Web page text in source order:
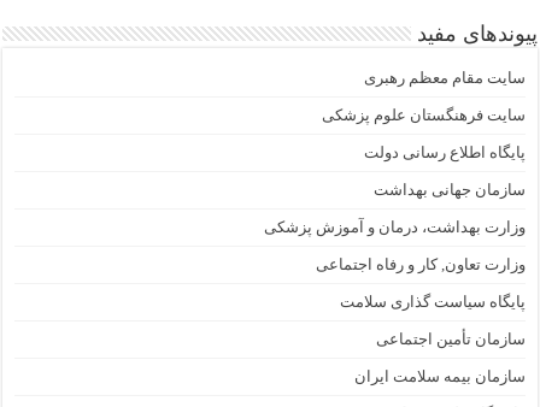
پیوندهای مفید
سایت مقام معظم رهبری
سایت فرهنگستان علوم پزشکی
پایگاه اطلاع رسانی دولت
سازمان جهانی بهداشت
وزارت بهداشت، درمان و آموزش پزشکی
وزارت تعاون, کار و رفاه اجتماعی
پایگاه سیاست گذاری سلامت
سازمان تأمین اجتماعی
سازمان بیمه سلامت ایران